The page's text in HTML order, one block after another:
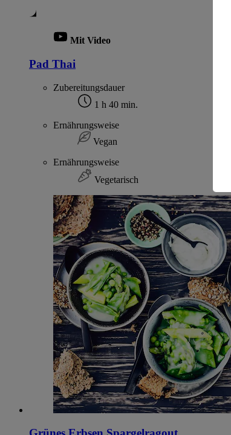
Mit Video
Pad Thai
Zubereitungsdauer
1 h 40 min.
Ernährungsweise
Vegan
Ernährungsweise
Vegetarisch